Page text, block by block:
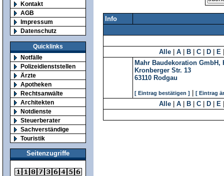
Kontakt
AGB
Impressum
Datenschutz
Quicklinks
Notfälle
Polizeidienststellen
Ärzte
Apotheken
Rechtsanwälte
Architekten
Notdienste
Steuerberater
Sachverständige
Touristik
Seitenzugriffe
Info
Alle A B C D E
Mahr Baudekoration GmbH,
Kronberger Str. 13
63110 Rodgau
[ Eintrag bestätigen ] [ Eintrag
Alle A B C D E